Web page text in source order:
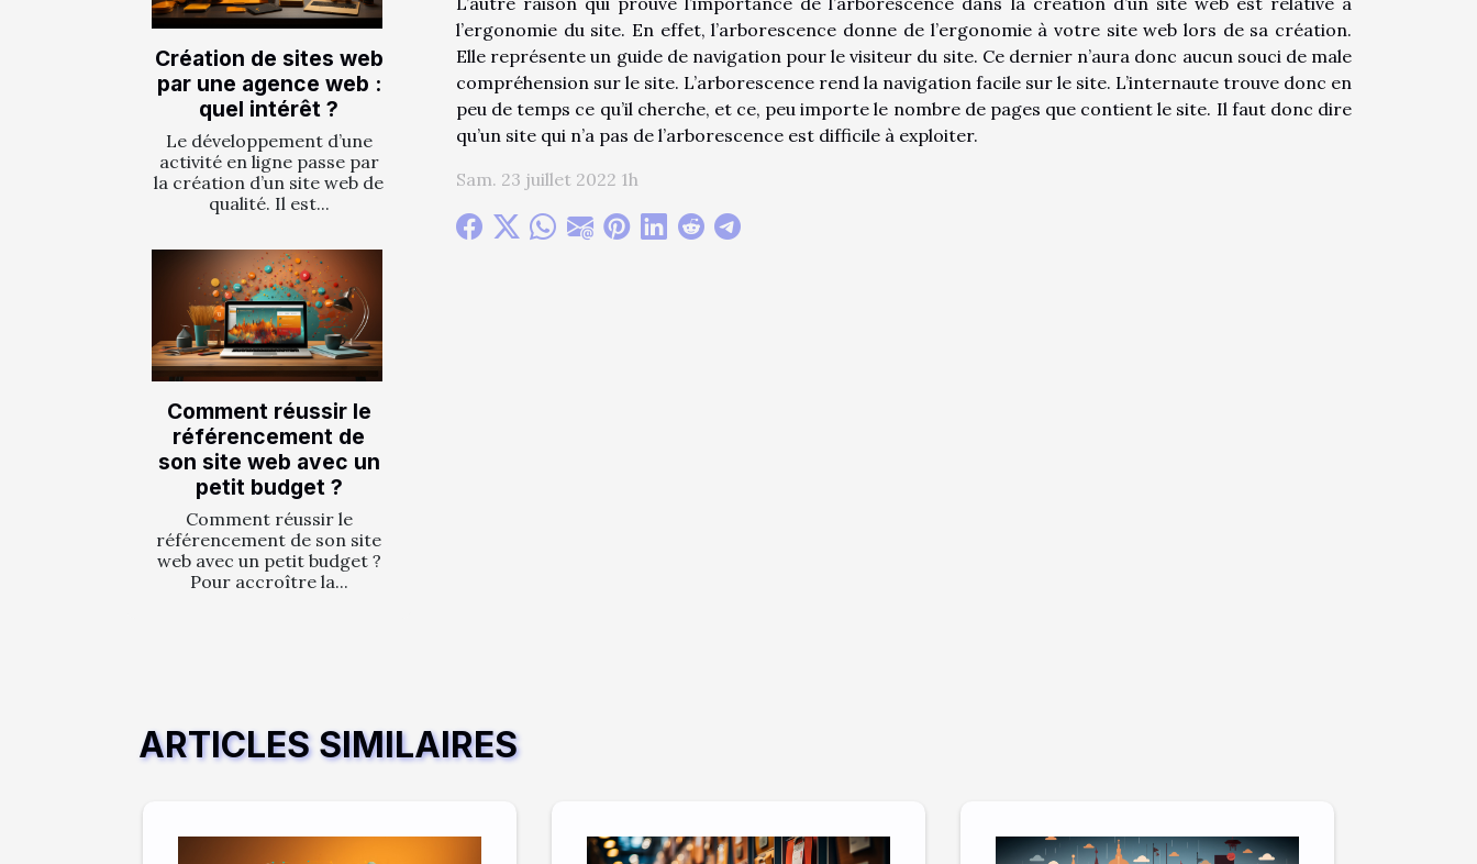
Création de sites web
par une agence web :
quel intérêt ?
Le développement d’une
activité en ligne passe par
la création d’un site web de
qualité. Il est...
Comment réussir le
référencement de
son site web avec un
petit budget ?
Comment réussir le
référencement de son site
web avec un petit budget ?
Pour accroître la...
l’ergonomie du site. En effet, l’arborescence donne de l’ergonomie à votre site web lors de sa création.
Elle représente un guide de navigation pour le visiteur du site. Ce dernier n’aura donc aucun souci de male
compréhension sur le site. L’arborescence rend la navigation facile sur le site. L’internaute trouve donc en
peu de temps ce qu’il cherche, et ce, peu importe le nombre de pages que contient le site. Il faut donc dire
qu’un site qui n’a pas de l’arborescence est difficile à exploiter.
Sam. 23 juillet 2022 1h
ARTICLES SIMILAIRES